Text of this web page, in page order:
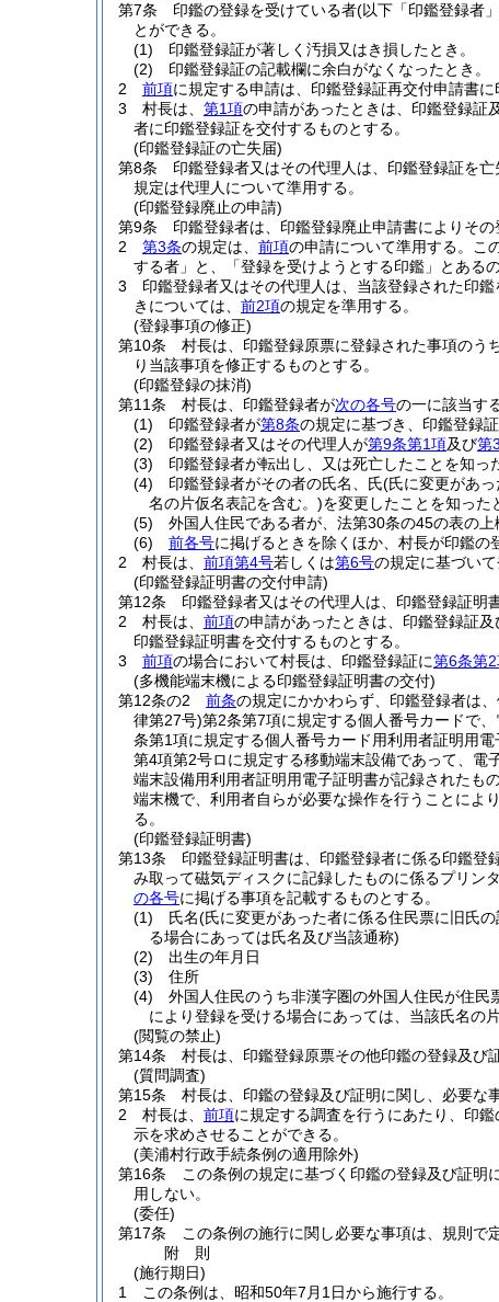
第7条
印鑑の登録を受けている者(以下「印鑑登録者
とができる。
(1)
印鑑登録証が著しく汚損又はき損したとき。
(2)
印鑑登録証の記載欄に余白がなくなったとき。
2
前項に規定する申請は、印鑑登録証再交付申請書
3
村長は、 第1項の申請があったときは、印鑑登録証
者に印鑑登録証を交付するものとする。
(印鑑登録証の亡失届)
第8条
印鑑登録者又はその代理人は、印鑑登録証を
規定は代理人について準用する。
(印鑑登録廃止の申請)
第9条
印鑑登録者は、印鑑登録廃止申請書によりそ
2
第3条の規定は、 前項の申請について準用する。 こ
する者」と、「登録を受けようとする印鑑」とある
3
印鑑登録者又はその代理人は、当該登録された印
きについては、 前2項の規定を準用する。
(登録事項の修正)
第10条
村長は、印鑑登録原票に登録された事項のうち
り当該事項を修正するものとする。
(印鑑登録の抹消)
第11条
村長は、印鑑登録者が次の各号の一に該当す
(1)
印鑑登録者が第8条の規定に基づき、印鑑登録
(2)
印鑑登録者又はその代理人が第9条第1項及び第
(3)
印鑑登録者が転出し、又は死亡したことを知っ
(4)
印鑑登録者がその者の氏名、氏(氏に変更があ
名の片仮名表記を含む。)を変更したことを知った
(5)
外国人住民である者が、法第30条の45の表の
(6)
前各号に掲げるときを除くほか、村長が印鑑の
2
村長は、 前項第4号若しくは第6号の規定に基づい
(印鑑登録証明書の交付申請)
第12条
印鑑登録者又はその代理人は、印鑑登録証明
2
村長は、 前項の申請があったときは、印鑑登録証
印鑑登録証明書を交付するものとする。
3
前項の場合において村長は、印鑑登録証に第6条第
(多機能端末機による印鑑登録証明書の交付)
第12条の2
前条の規定にかかわらず、印鑑登録者は
律第27号)第2条第7項に規定する個人番号カードで
条第1項に規定する個人番号カード用利用者証明用
第4項第2号ロに規定する移動端末設備であって、電
端末設備用利用者証明用電子証明書が記録されたも
端末機で、利用者自らが必要な操作を行うことによ
る。
(印鑑登録証明書)
第13条
印鑑登録証明書は、印鑑登録者に係る印鑑登
み取って磁気ディスクに記録したものに係るプリン
の各号に掲げる事項を記載するものとする。
(1)
氏名(氏に変更があった者に係る住民票に旧氏
る場合にあっては氏名及び当該通称)
(2)
出生の年月日
(3)
住所
(4)
外国人住民のうち非漢字圏の外国人住民が住
により登録を受ける場合にあっては、当該氏名の
(閲覧の禁止)
第14条
村長は、印鑑登録原票その他印鑑の登録及び
(質問調査)
第15条
村長は、印鑑の登録及び証明に関し、必要な
2
村長は、 前項に規定する調査を行うにあたり、印
示を求めさせることができる。
(美浦村行政手続条例の適用除外)
第16条
この条例の規定に基づく印鑑の登録及び証明
用しない。
(委任)
第17条
この条例の施行に関し必要な事項は、規則で
附 則
(施行期日)
1
この条例は、昭和50年7月1日から施行する。